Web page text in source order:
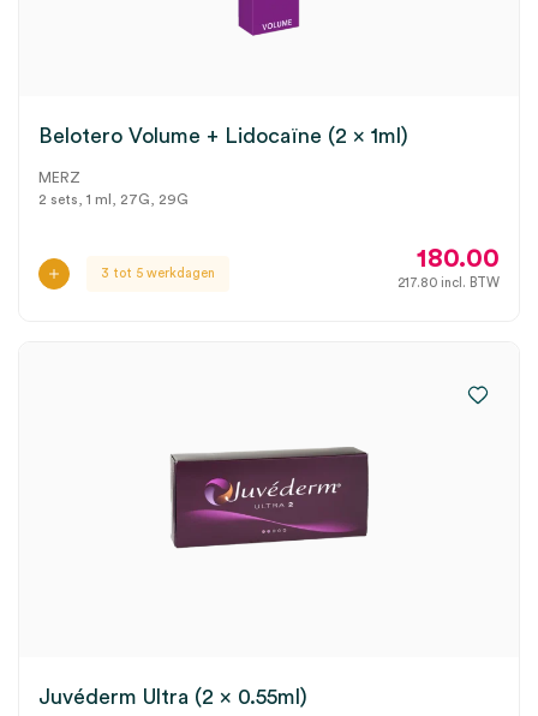
Belotero Volume + Lidocaïne (2 x 1ml)
MERZ
2 sets, 1 ml, 27G, 29G
3 tot 5 werkdagen
180.00
217.80 incl. BTW
Juvéderm Ultra (2 x 0.55ml)